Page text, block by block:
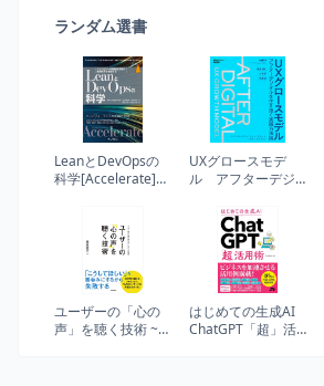
ランダム選書
LeanとDevOpsの
科学[Accelerate]
革を加速する
(impress top gear)
UXグロースモデ
ル アフターデジ
践方法論
ユーザーの「心の
声」を聴く技術 ~ユ
はじめての生成AI
ChatGPT「超」活